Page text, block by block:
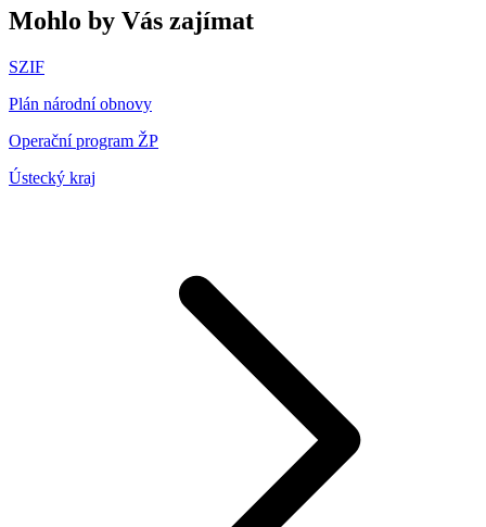
Mohlo by Vás zajímat
SZIF
Plán národní obnovy
Operační program ŽP
Ústecký kraj